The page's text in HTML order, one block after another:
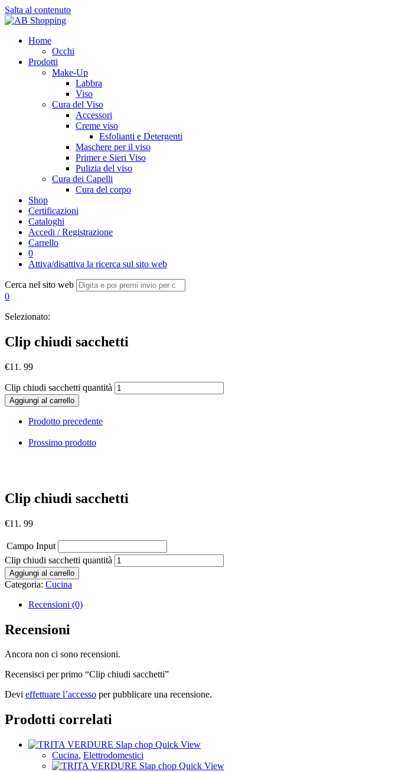
Salta al contenuto
Home
Occhi
Prodotti
Make-Up
Labbra
Viso
Cura del Viso
Accessori
Creme viso
Esfolianti e Detergenti
Maschere per il viso
Primer e Sieri Viso
Pulizia del viso
Cura dei Capelli
Cura del corpo
Shop
Certificazioni
Cataloghi
Accedi / Registrazione
Carrello
0
Attiva/disattiva la ricerca sul sito web
Cerca nel sito web
0
Selezionato:
Clip chiudi sacchetti
€11. 99
Clip chiudi sacchetti quantità
Aggiungi al carrello
Prodotto precedente
Prossimo prodotto
Clip chiudi sacchetti
€11. 99
Campo Input
Clip chiudi sacchetti quantità
Aggiungi al carrello
Categoria: Cucina
Recensioni (0)
Recensioni
Ancora non ci sono recensioni.
Recensisci per primo “Clip chiudi sacchetti”
Devi effettuare l’accesso per pubblicare una recensione.
Prodotti correlati
Quick View
Cucina, Elettrodomestici
Quick View